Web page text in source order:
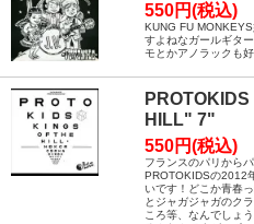
550円(税込)
KUNG FU
すよねなガールギタ
モとかアノラックも
HILL" 7"
550円(税込)
フランスのパリから
PROTOKIDSの2012
いです！どこか青春
とジャガジャガのク
ころ等、なんでしょ